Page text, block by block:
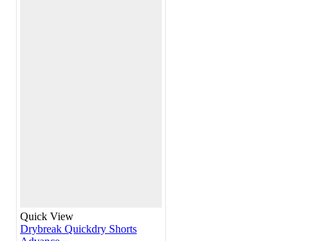
Quick View
Drybreak Quickdry Shorts